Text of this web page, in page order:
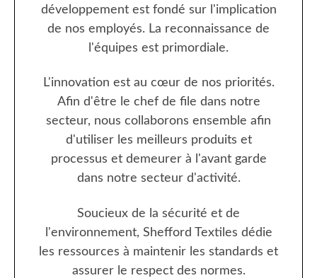
développement est fondé sur l'implication
de nos employés. La reconnaissance de
l'équipes est primordiale.
L'innovation est au cœur de nos priorités.
Afin d'être le chef de file dans notre
secteur, nous collaborons ensemble afin
d'utiliser les meilleurs produits et
processus et demeurer à l'avant garde
dans notre secteur d'activité.
Soucieux de la sécurité et de
l'environnement, Shefford Textiles dédie
les ressources à maintenir les standards et
assurer le respect des normes.